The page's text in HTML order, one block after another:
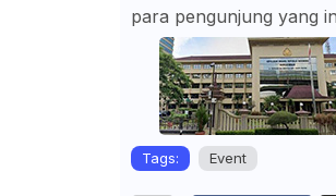
para pengunjung yang
Tags: Event